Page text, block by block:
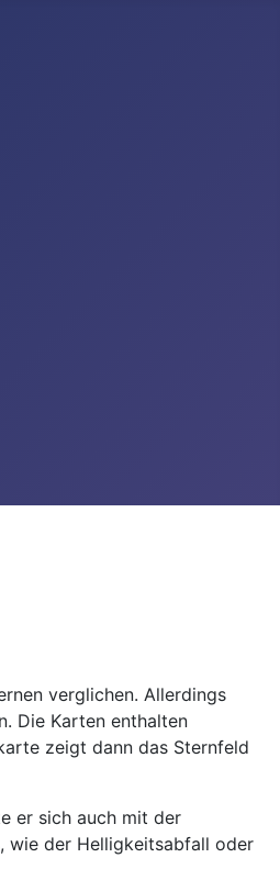
verglichen. Allerdings
Die Karten enthalten
zeigt dann das Sternfeld
er sich auch mit der
wie der Helligkeitsabfall oder